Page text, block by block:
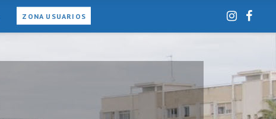
ZONA USUARIOS